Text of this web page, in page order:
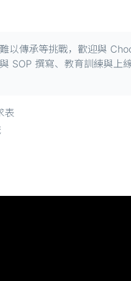
以傳承等挑戰，歡迎與
SOP 撰寫、教育訓練與
表